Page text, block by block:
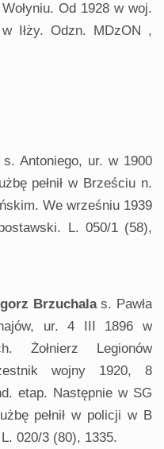
Od 1928 w woj.
Iłży. Odzn. MDzON ,
Antoniego, ur. w 1900
pełnił w Brześciu n.
We wrześniu 1939
L. 050/1 (58),
Brzuchalas. Pawła
ur. 4 III 1896 w
Żołnierz Legionów
wojny 1920, 8
etap. Następnie w SG
pełnił w policji w B
020/3 (80), 1335.